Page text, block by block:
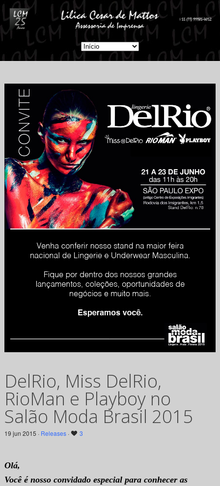
DelRio, Miss DelRio,
RioMan e Playboy no
Salão Moda Brasil 2015
19 jun 2015 · Releases· 3
Olá,
Você é nosso convidado especial para conhecer as